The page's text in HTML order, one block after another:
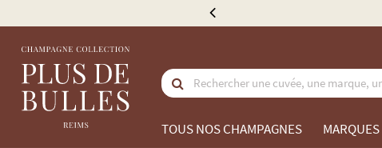
TOUS NOS CHAMPAGNES MARQUES